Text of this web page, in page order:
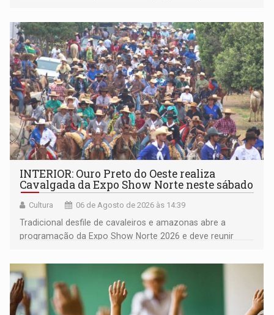
Pedro Geovar (PP) e a vice-prefeita Magna dos Anjos
(NOVO)
INTERIOR: Ouro Preto do Oeste realiza
Cavalgada da Expo Show Norte neste sábado
Cultura 06 de Agosto de 2026 às 14:39
Tradicional desfile de cavaleiros e amazonas abre a
programação da Expo Show Norte 2026 e deve reunir